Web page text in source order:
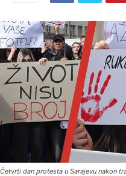
Četvrti dan protesta u Sarajevu nakon